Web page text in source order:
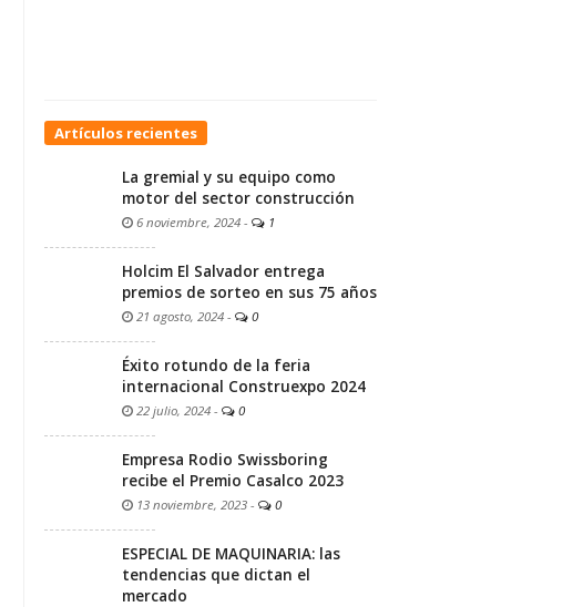
Artículos recientes
La gremial y su equipo como
motor del sector construcción
6 noviembre, 2024 - 1
Holcim El Salvador entrega
premios de sorteo en sus 75 años
21 agosto, 2024 - 0
Éxito rotundo de la feria
internacional Construexpo 2024
22 julio, 2024 - 0
Empresa Rodio Swissboring
recibe el Premio Casalco 2023
13 noviembre, 2023 - 0
ESPECIAL DE MAQUINARIA: las
tendencias que dictan el
mercado